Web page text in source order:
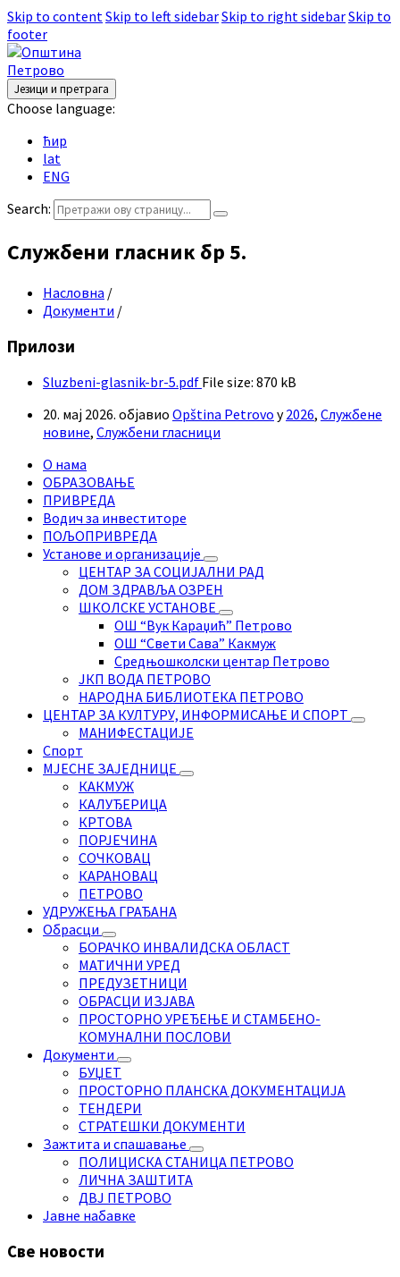
Skip to contentSkip to left sidebarSkip to right sidebarSkip to
footer
Језици и претрага
Choose language:
ћир
lat
ENG
Search:
Службени гласник бр 5.
Насловна /
Документи /
Прилози
Sluzbeni-glasnik-br-5.pdf File size: 870 kB
20. мај 2026. објавио Opština Petrovo у2026, Службене
новине, Службени гласници
О нама
ОБРАЗОВАЊЕ
ПРИВРЕДА
Водич за инвеститоре
ПОЉОПРИВРЕДА
Установе и организације
ЦЕНТАР ЗА СОЦИЈАЛНИ РАД
ДОМ ЗДРАВЉА ОЗРЕН
ШКОЛСКЕ УСТАНОВЕ
ОШ “Вук Караџић” Петрово
ОШ “Свети Сава” Какмуж
Средњошколски центар Петрово
ЈКП ВОДА ПЕТРОВО
НАРОДНА БИБЛИОТЕКА ПЕТРОВО
ЦЕНТАР ЗА КУЛТУРУ, ИНФОРМИСАЊЕ И СПОРТ
МАНИФЕСТАЦИЈЕ
Спорт
МЈЕСНЕ ЗАЈЕДНИЦЕ
КАКМУЖ
КАЛУЂЕРИЦА
КРТОВА
ПОРЈЕЧИНА
СОЧКОВАЦ
КАРАНОВАЦ
ПЕТРОВО
УДРУЖЕЊА ГРАЂАНА
Обрасци
БОРАЧКО ИНВАЛИДСКА ОБЛАСТ
МАТИЧНИ УРЕД
ПРЕДУЗЕТНИЦИ
ОБРАСЦИ ИЗЈАВА
ПРОСТОРНО УРЕЂЕЊЕ И СТАМБЕНО-
КОМУНАЛНИ ПОСЛОВИ
Документи
БУЏЕТ
ПРОСТОРНО ПЛАНСКА ДОКУМЕНТАЦИЈА
ТЕНДЕРИ
СТРАТЕШКИ ДОКУМЕНТИ
Зажтита и спашавање
ПОЛИЦИСКА СТАНИЦА ПЕТРОВО
ЛИЧНА ЗАШТИТА
ДВЈ ПЕТРОВО
Јавне набавке
Све новости